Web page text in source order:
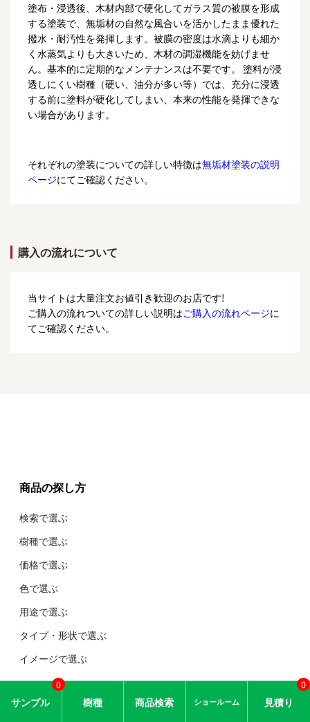
塗布・浸透後、木材内部で硬化してガラス質の被膜を形成
する塗装で、無垢材の自然な風合いを活かしたまま優れた
撥水・耐汚性を発揮します。被膜の密度は水滴よりも細か
く水蒸気よりも大きいため、木材の調湿機能を妨げませ
ん。基本的に定期的なメンテナンスは不要です。 塗料が浸
透しにくい樹種（硬い、油分が多い等）では、充分に浸透
する前に塗料が硬化してしまい、本来の性能を発揮できな
い場合があります。
それぞれの塗装についての詳しい特徴は無垢材塗装の説明
ページにてご確認ください。
購入の流れについて
当サイトは大量注文お値引き歓迎のお店です!
ご購入の流れついての詳しい説明はご購入の流れページに
てご確認ください。
商品の探し方
検索で選ぶ
樹種で選ぶ
価格で選ぶ
色で選ぶ
用途で選ぶ
タイプ・形状で選ぶ
イメージで選ぶ
会社情報
サンプル
0
樹種 商品検索 ショールーム 見積り
0